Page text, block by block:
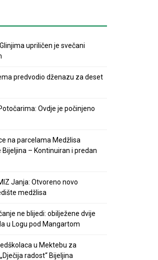
upriličen je svečani
predvodio dženazu za deset
Ovdje je počinjeno
na parcelama Medžlisa
Bijeljina – Kontinuiran i predan
Janja: Otvoreno novo
medžlisa
ne blijedi: obilježene dvije
u Logu pod Mangartom
u Mektebu za
radost“ Bijeljina